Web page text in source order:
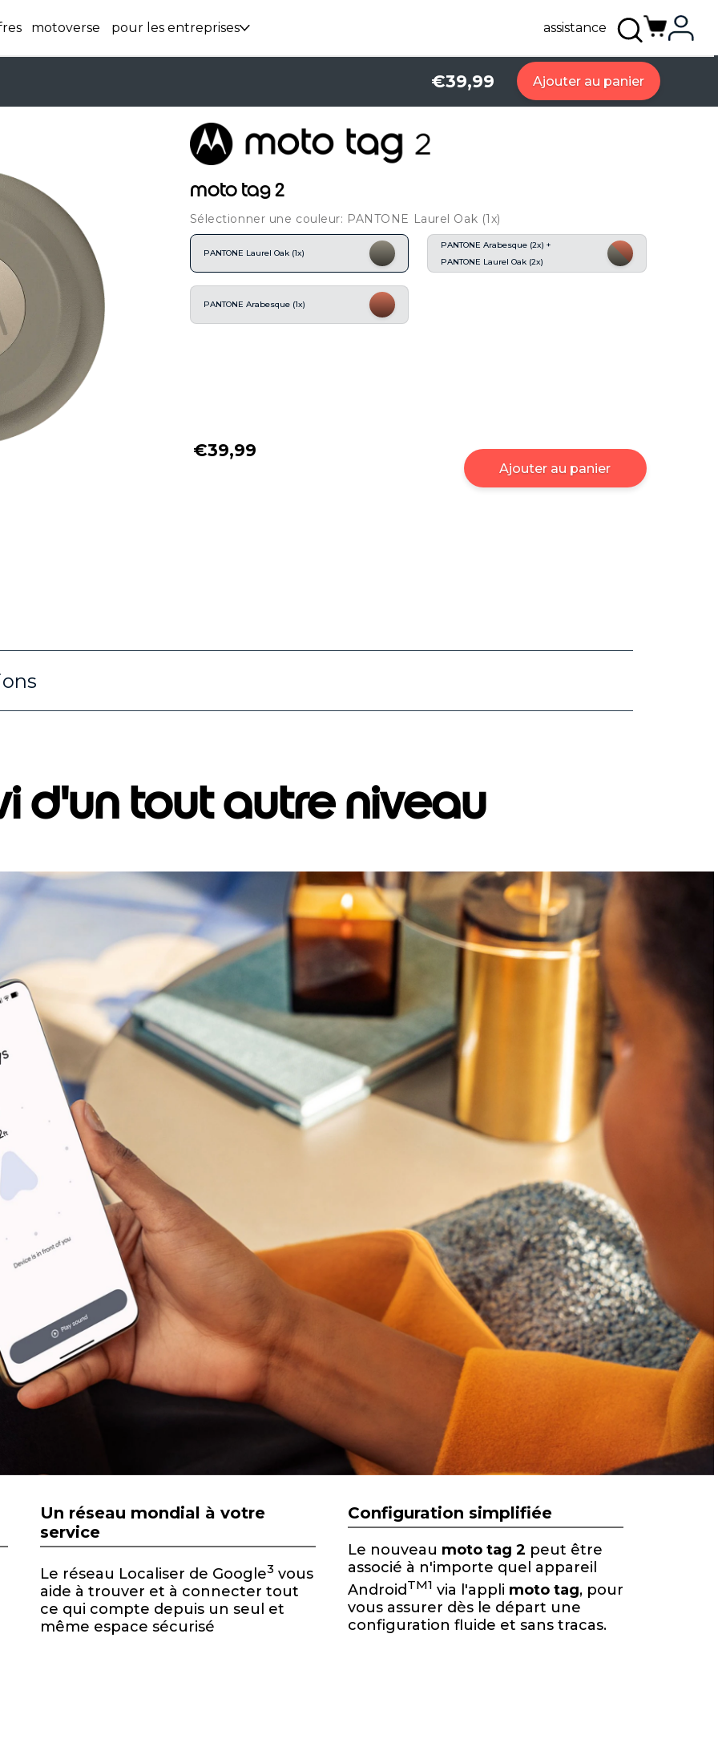
motoverse pour les entreprises assistance
€39,99 Ajouter au panier
moto tag 2
Sélectionner une couleur: PANTONE Laurel Oak (1x)
PANTONE Laurel Oak (1x)
PANTONE Arabesque (2x) +
PANTONE Laurel Oak (2x)
PANTONE Arabesque (1x)
€39,99
Ajouter au panier
d'un tout autre niveau
Un réseau mondial à votre
service
Le réseau Localiser de Google3 vous
aide à trouver et à connecter tout
ce qui compte depuis un seul et
même espace sécurisé
Configuration simplifiée
Le nouveau moto tag 2 peut être
associé à n'importe quel appareil
Android TM1 via l'appli moto tag, pour
vous assurer dès le départ une
configuration fluide et sans tracas.